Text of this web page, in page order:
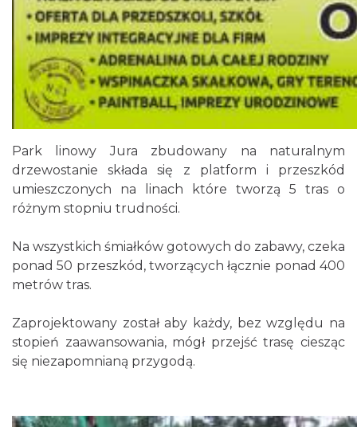
Park linowy Jura zbudowany na naturalnym
drzewostanie składa się z platform i przeszkód
umieszczonych na linach które tworzą 5 tras o
różnym stopniu trudności.
Na wszystkich śmiałków gotowych do zabawy, czeka
ponad 50 przeszkód, tworzących łącznie ponad 400
metrów tras.
Zaprojektowany został aby każdy, bez względu na
stopień zaawansowania, mógł przejść trasę ciesząc
się niezapomnianą przygodą.